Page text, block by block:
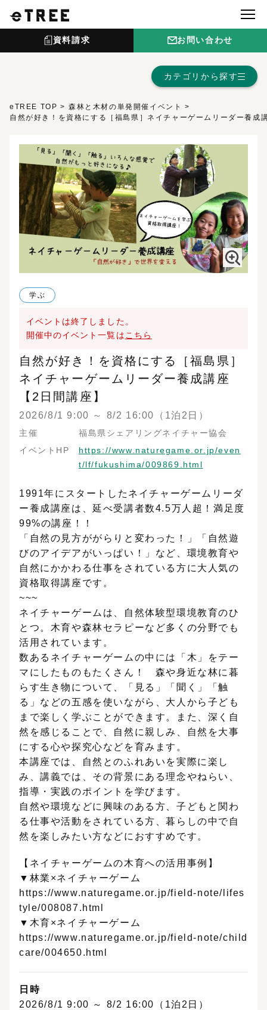
資料請求 お問い合わせ
eTREE TOP
森林と木材の単発開催イベント
自然が好き！を資格にする［福島県］ネイチャーゲームリーダー養成
学ぶ
イベントは終了しました。
開催中のイベント一覧は こちら
自然が好き！を資格にする［福島県］
ネイチャーゲームリーダー養成講座
【2日間講座】
2026/8/1 9:00 ～ 8/2 16:00（1泊2日）
主催
福島県シェアリングネイチャー協会
イベントHP
https://www.naturegame.or.jp/even
t/lf/fukushima/009869.html
1991年にスタートしたネイチャーゲームリーダ
ー養成講座は、延べ受講者数4.5万人超！満足度
99%の講座！！
「自然の見方ががらりと変わった！」「自然遊
びのアイデアがいっぱい！」など、環境教育や
自然にかかわる仕事をされている方に大人気の
資格取得講座です。
~~~
ネイチャーゲームは、自然体験型環境教育のひ
とつ。木育や森林セラピーなど多くの分野でも
活用されています。
数あるネイチャーゲームの中には「木」をテー
マにしたものもたくさん！ 森や身近な林に暮
らす生き物について、「見る」「聞く」「触
る」などの五感を使いながら、大人から子ども
まで楽しく学ぶことができます。また、深く自
然を感じることで、自然に親しみ、自然を大事
にする心や探究心などを育みます。
本講座では、自然とのふれあいを実際に楽し
み、講義では、その背景にある理念やねらい、
指導・実践のポイントを学びます。
自然や環境などに興味のある方、子どもと関わ
る仕事や活動をされている方、暮らしの中で自
然を楽しみたい方などにおすすめです。
【ネイチャーゲームの木育への活用事例】
▼林業×ネイチャーゲーム
https://www.naturegame.or.jp/field-note/lifes
tyle/008087.html
▼木育×ネイチャーゲーム
https://www.naturegame.or.jp/field-note/child
care/004650.html
日時
2026/8/1 9:00 ～ 8/2 16:00（1泊2日）
カテゴリから探す
イベント一覧を見る
カテゴリ
展示会・説明会
北海道・東北
関東
東海 関西
中国
九州・沖縄 日本国外
eTREE主催・共催のイベント